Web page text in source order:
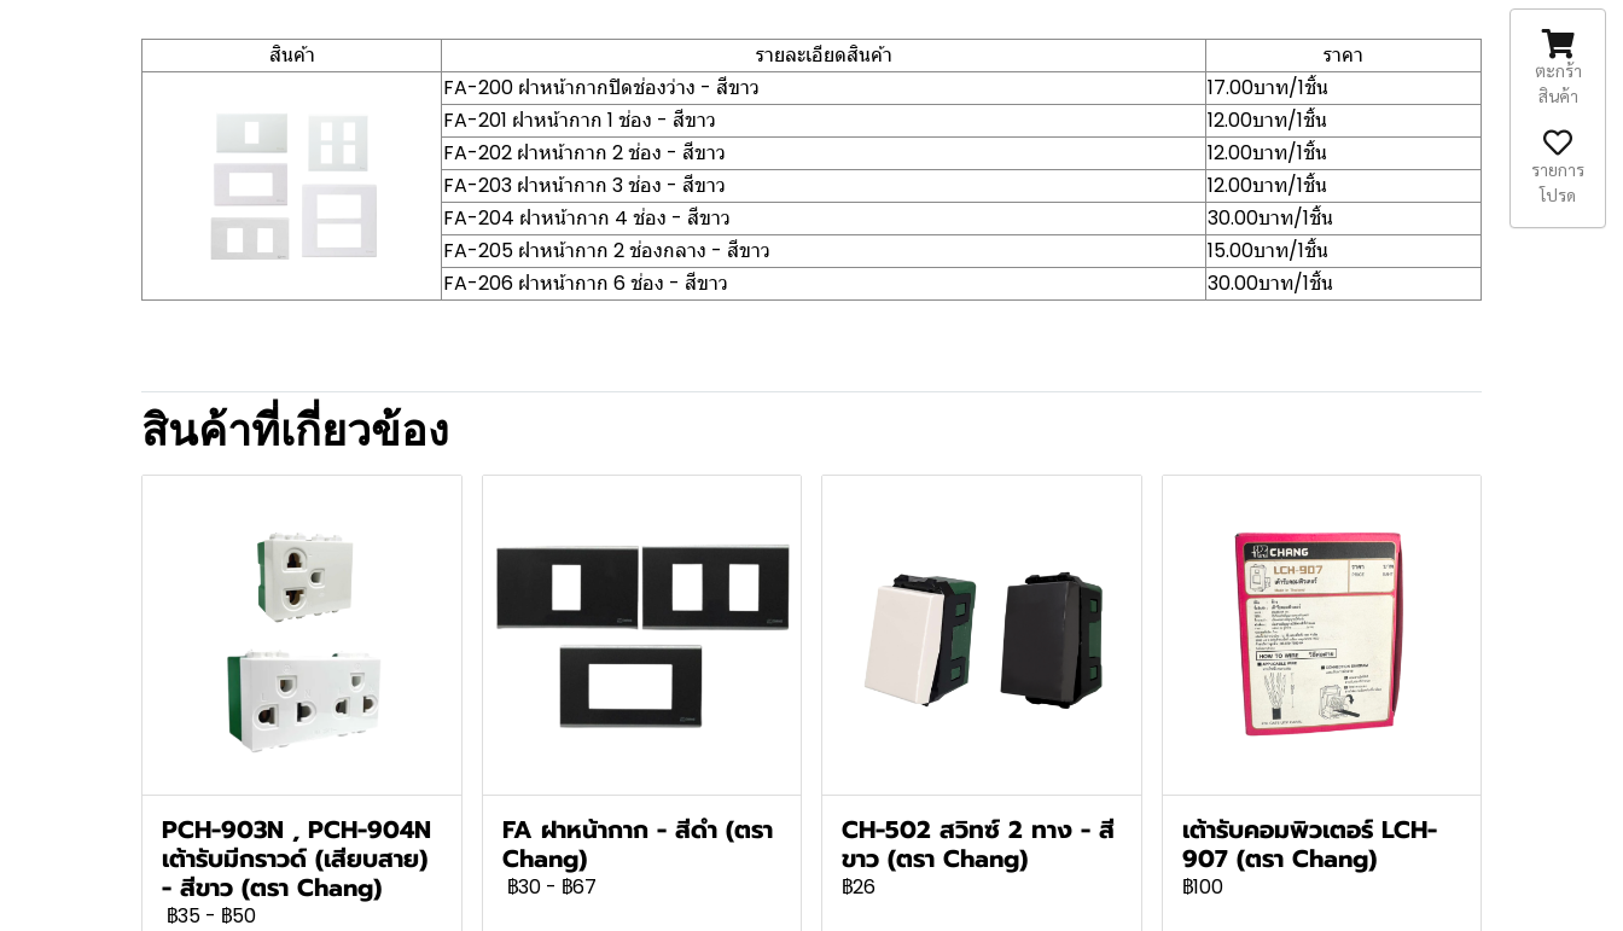
สินค้า รายละเอียดสินค้า
ราคา
FA-200 ฝาหน้ากากปิดช่องว่าง - สีขาว
17.00บาท/1ชิ้น
FA-201 ฝาหน้ากาก 1 ช่อง - สีขาว
12.00บาท/1ชิ้น
FA-202 ฝาหน้ากาก 2 ช่อง - สีขาว
12.00บาท/1ชิ้น
FA-203 ฝาหน้ากาก 3 ช่อง - สีขาว
12.00บาท/1ชิ้น
FA-204 ฝาหน้ากาก 4 ช่อง - สีขาว
30.00บาท/1ชิ้น
FA-205 ฝาหน้ากาก 2 ช่องกลาง - สีขาว
15.00บาท/1ชิ้น
FA-206 ฝาหน้ากาก 6 ช่อง - สีขาว
30.00บาท/1ชิ้น
สินค้าที่เกี่ยวข้อง
PCH-903N , PCH-904N
เต้ารับมีกราวด์ (เสียบสาย)
- สีขาว (ตรา Chang)
฿35 - ฿50
FA ฝาหน้ากาก - สีดำ (ตรา
Chang)
฿30 - ฿67
CH-502 สวิทซ์ 2 ทาง - สี
ขาว (ตรา Chang)
฿26
เต้ารับคอมพิวเตอร์ LCH-
907 (ตรา Chang)
฿100
ตะกร้า
สินค้า
รายการ
โปรด